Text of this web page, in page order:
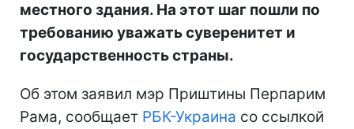
местного здания. На этот шаг пошли по
требованию уважать суверенитет и
государственность страны.
Об этом заявил мэр Приштины Перпарим
Рама, сообщает РБК-Украина со ссылкой